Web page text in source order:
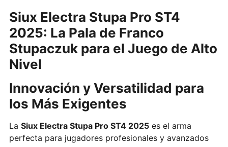
Siux Electra Stupa Pro ST4
2025: La Pala de Franco
Stupaczuk para el Juego de Alto
Nivel
Innovación y Versatilidad para
los Más Exigentes
La Siux Electra Stupa Pro ST4 2025es el arma
perfecta para jugadores profesionales y avanzados